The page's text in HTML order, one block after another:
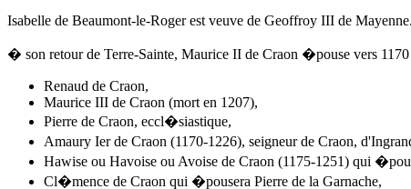
Isabelle de Beaumont-le-Roger est veuve de Geoffroy III de Mayenne.
� son retour de Terre-Sainte, Maurice II de Craon �pouse vers 1170
Renaud de Craon,
Maurice III de Craon (mort en 1207),
Pierre de Craon, eccl�siastique,
Amaury Ier de Craon (1170-1226), seigneur de Craon,
Hawise ou Havoise ou Avoise de Craon (1175-1251) qui
Cl�mence de Craon qui �pousera Pierre de la Garnache,